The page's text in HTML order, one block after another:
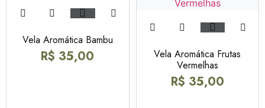
Vela Aromática Bambu
R$ 35,00
Vela Aromática Frutas
Vermelhas
R$ 35,00